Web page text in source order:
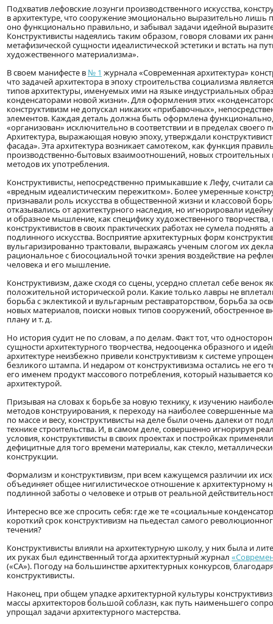
Подхватив лефовские лозунги производственного искусства,
в архитектуре, что сооружение эмоционально выразительно лишь
оно функционально правильно, и забывал задачи идейной
Конструктивисты надеялись таким образом, говоря словами их
метафизической сущности идеалистической эстетики и встать на
художественного материализма».
В своем манифесте в № 1 журнала «Современная архитектура»
что задачей архитектора в эпоху строительства социализма
типов архитектуры, именуемых ими на языке индустриальных
конденсаторами новой жизни». Для оформления этих
конструктивизм не допускал никаких «прибавочных»,
элементов. Каждая деталь должна быть оформлена
«организован» исключительно в соответствии и в пределах своего
Архитектура, выражающая новую эпоху, утверждали
фасада». Эта архитектура возникает самотеком, как функция
производственно-бытовых взаимоотношений, новых
методов их употребления.
Конструктивисты, непосредственно примыкавшие к Лефу, считали
«вредным идеалистическим пережитком». Более умеренные
признавали роль искусства в общественной жизни и классовой
отказывались от архитектурного наследия, но игнорировали
и образное мышление, как специфику художественного творчества,
конструктивистов в своих практических работах не сумела поднять
подлинного искусства. Восприятие архитектурных форм
вульгаризированно трактовали, выражаясь ученым слогом их
рациональное с биосоциальной точки зрения воздействие на
человека и его мышление.
Конструктивизм, даже сходя со сцены, усердно сплетал себе венок
положительной исторической роли. Какие только лавры не
борьба с эклектикой и вульгарным реставраторством, борьба за
новых материалов, поиски новых типов сооружений, обостренное
плану и т. д.
Но история судит не по словам, а по делам. Факт тот, что
сущности архитектурного творчества, недооценка образного и
архитектуре неизбежно привели конструктивизм к системе
безликого штампа. И недаром от конструктивизма остались не его
его именем продукт массового потребления, который называется
архитектурой.
Призывая на словах к борьбе за новую технику, к изучению
методов конструирования, к переходу на наиболее совершенные
по массе и весу, конструктивисты на деле были очень далеки от
технике строительства. И, в самом деле, совершенно игнорируя
условия, конструктивисты в своих проектах и постройках
дефицитные для того времени материалы, как стекло,
конструкции.
Формализм и конструктивизм, при всем кажущемся различии их
объединяет общее нигилистическое отношение к архитектурному
подлинной заботы о человеке и отрыв от реальной
Интересно все же спросить себя: где же те «социальные
короткий срок конструктивизм на пьедестал самого
течения?
Конструктивисты влияли на архитектурную школу, у них была и
их руках был единственный тогда архитектурный журнал
(«СА»). Погоду на большинстве архитектурных конкурсов,
конструктивисты.
Наконец, при общем упадке архитектурной культуры
массы архитекторов большой соблазн, как путь наименьшего
упрощал задачи архитектурного мастерства.